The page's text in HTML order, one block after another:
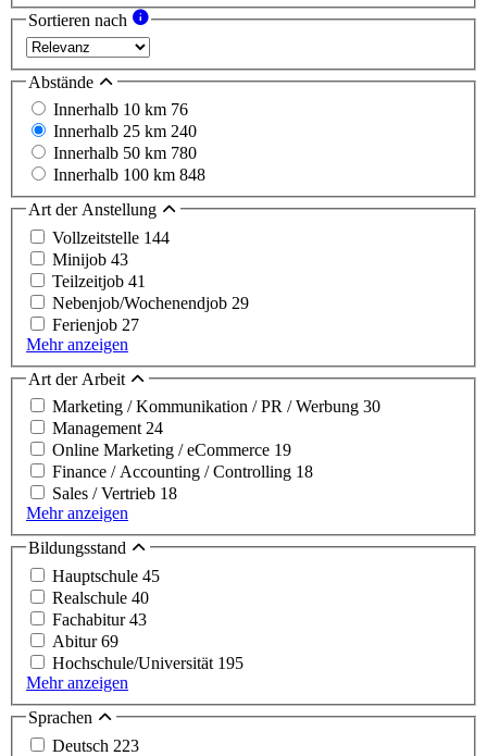
Sortieren nach
Abstände
Innerhalb 10 km 76
Innerhalb 25 km 240
Innerhalb 50 km 780
Innerhalb 100 km 848
Art der Anstellung
Vollzeitstelle 144
Minijob 43
Teilzeitjob 41
Nebenjob/Wochenendjob 29
Ferienjob 27
Mehr anzeigen
Art der Arbeit
Marketing / Kommunikation / PR / Werbung 30
Management24
Online Marketing / eCommerce 19
Finance / Accounting / Controlling 18
Sales / Vertrieb 18
Mehr anzeigen
Bildungsstand
Hauptschule 45
Realschule 40
Fachabitur43
Abitur69
Hochschule/Universität 195
Mehr anzeigen
Sprachen
Deutsch 223